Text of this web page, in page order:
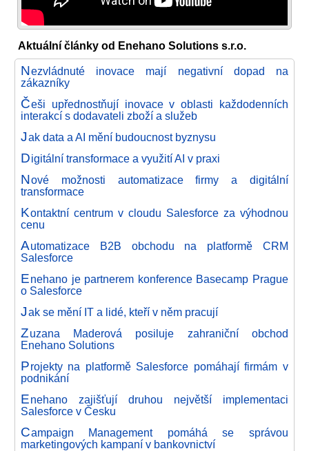
Aktuální články od Enehano Solutions s.r.o.
Nezvládnuté inovace mají negativní dopad na
zákazníky
Češi upřednostňují inovace v oblasti každodenních
interakcí s dodavateli zboží a služeb
Jak data a AI mění budoucnost byznysu
Digitální transformace a využití AI v praxi
Nové možnosti automatizace firmy a digitální
transformace
Kontaktní centrum v cloudu Salesforce za výhodnou
cenu
Automatizace B2B obchodu na platformě CRM
Salesforce
Enehano je partnerem konference Basecamp Prague
o Salesforce
Jak se mění IT a lidé, kteří v něm pracují
Zuzana Maderová posiluje zahraniční obchod
Enehano Solutions
Projekty na platformě Salesforce pomáhají firmám v
podnikání
Enehano zajišťují druhou největší implementaci
Salesforce v Česku
Campaign Management pomáhá se správou
marketingových kampaní v bankovnictví